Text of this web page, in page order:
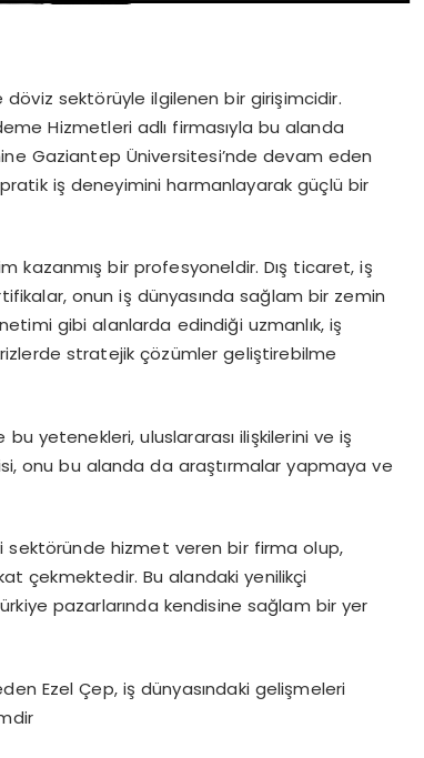
sektörüyle ilgilenen bir girişimcidir.
Hizmetleri adlı firmasıyla bu alanda
Gaziantep Üniversitesi’nde devam eden
iş deneyimini harmanlayarak güçlü bir
kazanmış bir profesyoneldir. Dış ticaret, iş
onun iş dünyasında sağlam bir zemin
gibi alanlarda edindiği uzmanlık, iş
stratejik çözümler geliştirebilme
yetenekleri, uluslararası ilişkilerini ve iş
onu bu alanda da araştırmalar yapmaya ve
hizmet veren bir firma olup,
çekmektedir. Bu alandaki yenilikçi
pazarlarında kendisine sağlam bir yer
Ezel Çep, iş dünyasındaki gelişmeleri